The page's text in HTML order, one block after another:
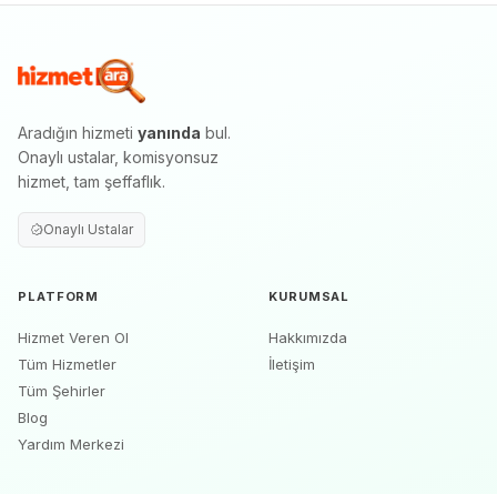
Aradığın hizmeti yanında bul.
Onaylı ustalar, komisyonsuz
hizmet, tam şeffaflık.
Onaylı Ustalar
PLATFORM
Hizmet Veren Ol
Tüm Hizmetler
Tüm Şehirler
Blog
Yardım Merkezi
KURUMSAL
Hakkımızda
İletişim